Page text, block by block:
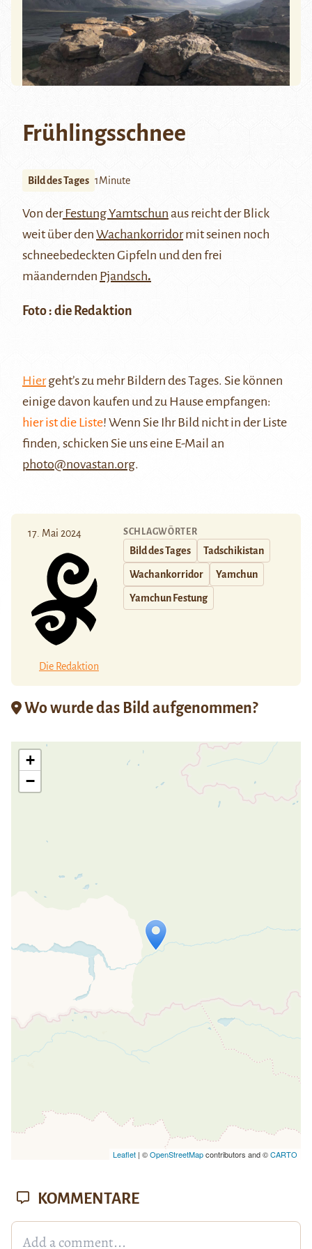
Frühlingsschnee
Bild des Tages 1Minute
Von der Festung Yamtschun aus reicht der Blick
weit über den Wachankorridormit seinen noch
schneebedeckten Gipfeln und den frei
mäandernden Pjandsch.
Foto : die Redaktion
Hiergeht’s zu mehr Bildern des Tages. Sie können
einige davon kaufen und zu Hause empfangen:
hier ist die Liste! Wenn Sie Ihr Bild nicht in der Liste
finden, schicken Sie uns eine E-Mail an
photo@novastan.org.
17. Mai 2024
Die Redaktion
SCHLAGWÖRTER
Bild des Tages Tadschikistan
Wachankorridor Yamchun
Yamchun Festung
Wo wurde das Bild aufgenommen?
Travelers' Map wird geladen …
Wenn du dies siehst, nachdem deine
Seite vollständig geladen wurde,
fehlen leafletJS-Dateien.
+
−
Leaflet| ©OpenStreetMapcontributors and ©CARTO
KOMMENTARE